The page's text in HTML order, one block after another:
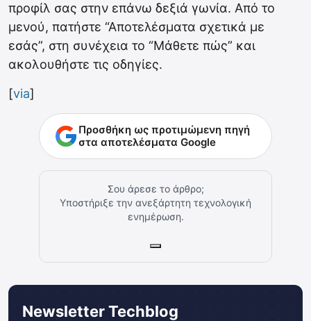
προφίλ σας στην επάνω δεξιά γωνία. Από το
μενού, πατήστε “Αποτελέσματα σχετικά με
εσάς”, στη συνέχεια το “Μάθετε πώς” και
ακολουθήστε τις οδηγίες.
[via]
Προσθήκη ως προτιμώμενη πηγή
στα αποτελέσματα Google
Σου άρεσε το άρθρο;
Υποστήριξε την ανεξάρτητη τεχνολογική
ενημέρωση.
Newsletter Techblog